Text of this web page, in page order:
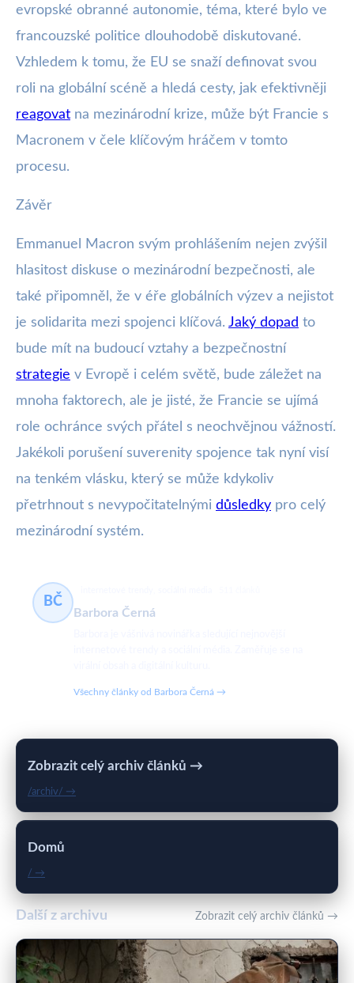
evropské obranné autonomie, téma, které bylo ve
francouzské politice dlouhodobě diskutované.
Vzhledem k tomu, že EU se snaží definovat svou
roli na globální scéně a hledá cesty, jak efektivněji
reagovat na mezinárodní krize, může být Francie s
Macronem v čele klíčovým hráčem v tomto
procesu.
Závěr
Emmanuel Macron svým prohlášením nejen zvýšil
hlasitost diskuse o mezinárodní bezpečnosti, ale
také připomněl, že v éře globálních výzev a nejistot
je solidarita mezi spojenci klíčová. Jaký dopad to
bude mít na budoucí vztahy a bezpečnostní
strategie v Evropě i celém světě, bude záležet na
mnoha faktorech, ale je jisté, že Francie se ujímá
role ochránce svých přátel s neochvějnou vážností.
Jakékoli porušení suverenity spojence tak nyní visí
na tenkém vlásku, který se může kdykoliv
přetrhnout s nevypočitatelnými důsledky pro celý
mezinárodní systém.
BČ
Barbora Černá
Všechny články od Barbora Černá →
Zobrazit celý archiv článků →
/archiv/ →
Domů
/ →
Další z archivu Zobrazit celý archiv článků →